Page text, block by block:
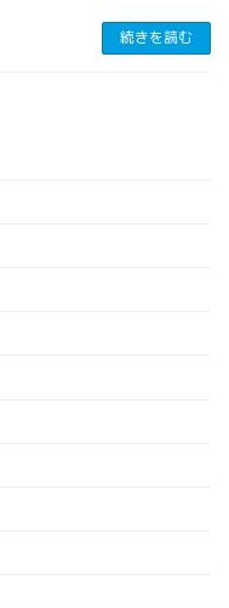
続きを読む